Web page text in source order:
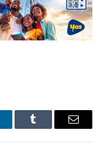
Tumblr Email